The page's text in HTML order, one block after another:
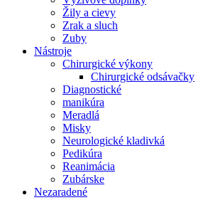
Žily a cievy
Zrak a sluch
Zuby
Nástroje
Chirurgické výkony
Chirurgické odsávačky
Diagnostické
manikúra
Meradlá
Misky
Neurologické kladivká
Pedikúra
Reanimácia
Zubárske
Nezaradené